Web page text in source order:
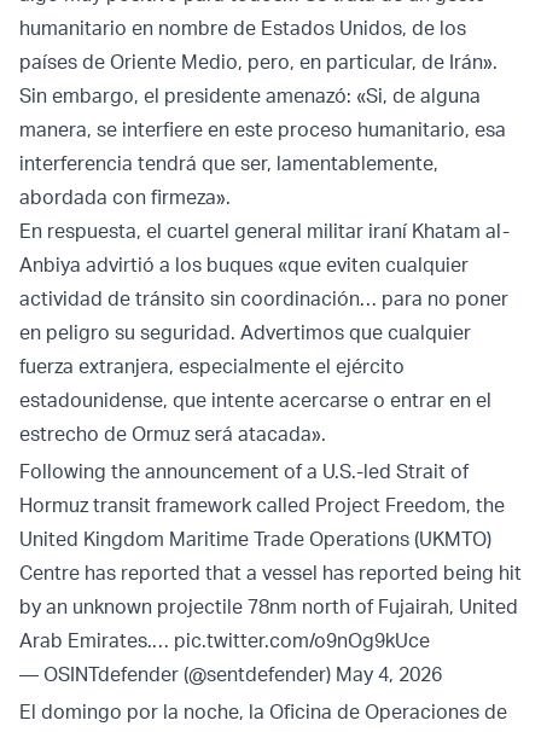
humanitario en nombre de Estados Unidos, de los
países de Oriente Medio, pero, en particular, de Irán».
Sin embargo, el presidente amenazó: «Si, de alguna
manera, se interfiere en este proceso humanitario, esa
interferencia tendrá que ser, lamentablemente,
abordada con firmeza».
En respuesta, el cuartel general militar iraní Khatam al-
Anbiya advirtió a los buques «que eviten cualquier
actividad de tránsito sin coordinación… para no poner
en peligro su seguridad. Advertimos que cualquier
fuerza extranjera, especialmente el ejército
estadounidense, que intente acercarse o entrar en el
estrecho de Ormuz será atacada».
Following the announcement of a U.S.-led Strait of
Hormuz transit framework called Project Freedom, the
United Kingdom Maritime Trade Operations (UKMTO)
Centre has reported that a vessel has reported being hit
by an unknown projectile 78nm north of Fujairah, United
Arab Emirates.… pic.twitter.com/o9nOg9kUce
— OSINTdefender (@sentdefender) May 4, 2026
El domingo por la noche, la Oficina de Operaciones de